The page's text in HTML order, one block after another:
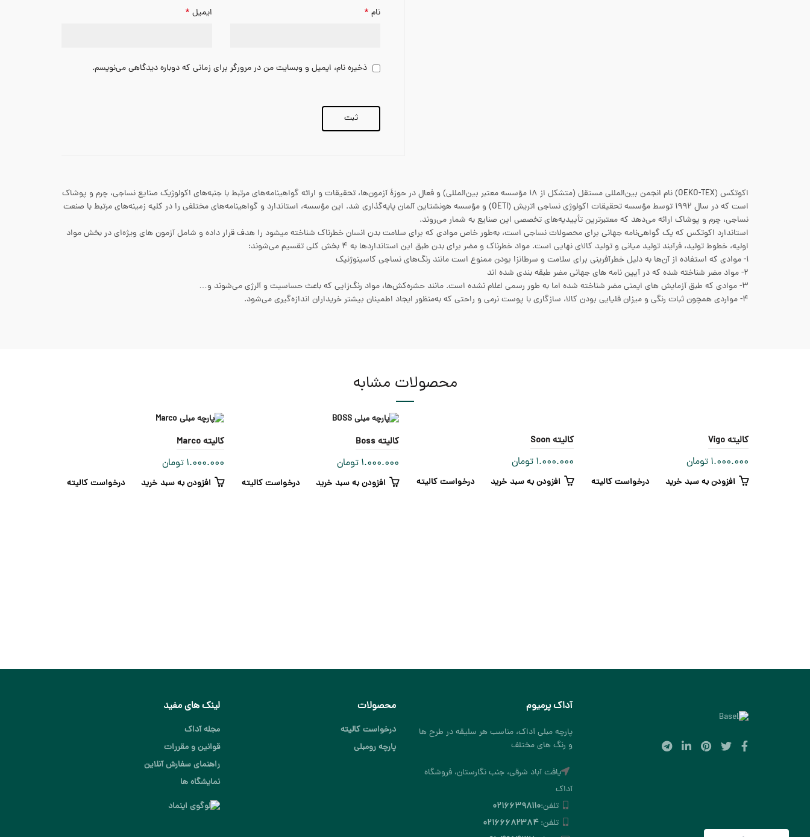
نام * ایمیل *
ذخیره نام، ایمیل و وبسایت من در مرورگر برای زمانی که دوباره دیدگاهی می‌نویسم.
اکوتکس (OEKO-TEX) نام انجمن بین‌المللی مستقل (متشکل از ۱۸ مؤسسه معتبر بین‌المللی) و فعال در حوزهٔ آزمون‌ها، تحقیقات و ارائه گواهینامه‌های مرتبط با جنبه‌های اکولوژیک صنایع نساجی، چرم و پوشاک
است که در سال ۱۹۹۲ توسط مؤسسه تحقیقات اکولوژی نساجی اتریش (OETI) و مؤسسه هونشتاین آلمان پایه‌گذاری شد. این مؤسسه، استاندارد و گواهینامه‌های مختلفی را در کلیه زمینه‌های مرتبط با صنعت
نساجی، چرم و پوشاک ارائه می‌دهد که معتبرترین تأییدیه‌های تخصصی این صنایع به شمار می‌روند.
استاندارد اکوتکس که یک گواهی‌نامه جهانی برای محصولات نساجی است، به‌طور خاص موادی که برای سلامت بدن انسان خطرناک شناخته میشود را هدف قرار داده و شامل آزمون های ویژه‌ای در بخش مواد
اولیه، خطوط تولید، فرآیند تولید میانی و تولید کالای نهایی است. مواد خطرناک و مضر برای بدن طبق این استانداردها به ۴ بخش کلی تقسیم می‌شوند:
۱- موادی که استفاده از آن‌ها به دلیل خطرآفرینی برای سلامت و سرطانزا بودن ممنوع است مانند رنگ‌های نساجی کاسینوژنیک
۲- مواد مضر شناخته شده که در آیین نامه های جهانی مضر طبقه بندی شده اند
۳- موادی که طبق آزمایش های ایمنی مضر شناخته شده اما به طور رسمی اعلام نشده است. مانند حشره‌کش‌ها، مواد رنگ‌زایی که باعث حساسیت و آلرژی می‌شوند و…
۴- مواردی همچون ثبات رنگی و میزان قلیایی بودن کالا، سازگاری با پوست نرمی و راحتی که به‌منظور ایجاد اطمینان بیشتر خریداران اندازه‌گیری می‌شود.
محصولات مشابه
کالیته Vigo
1.000.000 تومان
افزودن به سبد خرید درخواست کالیته
کالیته Soon
1.000.000 تومان
افزودن به سبد خرید درخواست کالیته
کالیته Boss
1.000.000 تومان
افزودن به سبد خرید درخواست کالیته
کالیته Marco
1.000.000 تومان
افزودن به سبد خرید درخواست کالیته
آداک پرمیوم
پارچه مبلی آداک، مناسب هر سلیقه در طرح ها
و رنگ های مختلف
یافت آباد شرقی، جنب نگارستان، فروشگاه
آداک
تلفن:۰۲۱۶۶۳۹۸۱۱۰
تلفن:۰۲۱۶۶۶۸۲۳۸۴
محصولات
درخواست کالیته
پارچه رومبلی
لینک های مفید
مجله آداک
قوانین و مقررات
راهنمای سفارش آنلاین
نمایشگاه ها